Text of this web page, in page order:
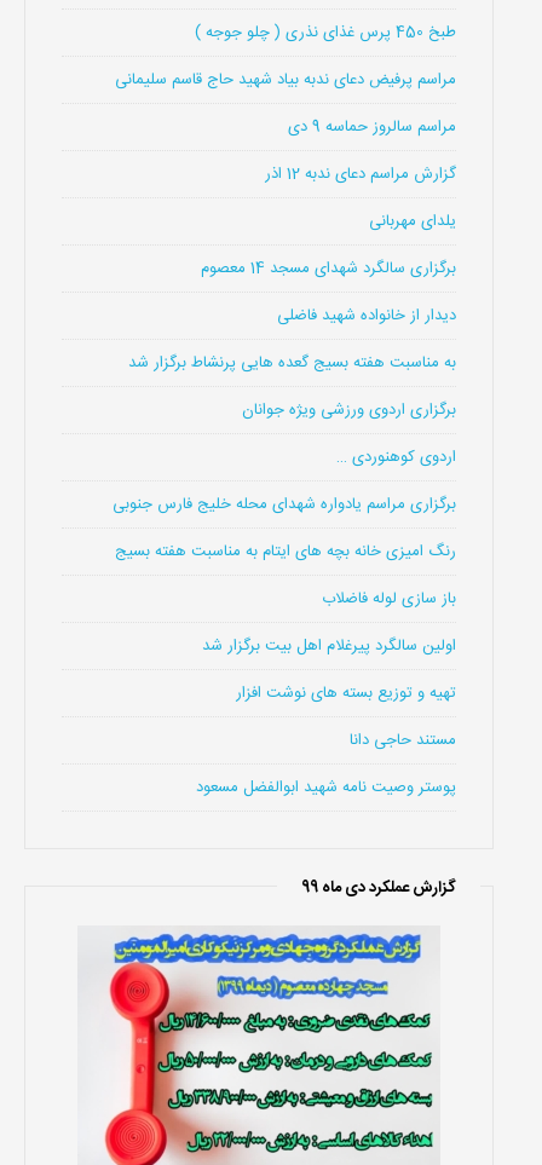
طبخ 450 پرس غذای نذری ( چلو جوجه )
مراسم پرفیض دعای ندبه بیاد شهید حاج قاسم سلیمانی
مراسم سالروز حماسه 9 دی
گزارش مراسم دعای ندبه 12 اذر
یلدای مهربانی
برگزاری سالگرد شهدای مسجد 14 معصوم
دیدار از خانواده شهید فاضلی
به مناسبت هفته بسیج گعده هایی پرنشاط برگزار شد
برگزاری اردوی ورزشی ویژه جوانان
اردوی کوهنوردی …
برگزاری مراسم یادواره شهدای محله خلیج فارس جنوبی
رنگ امیزی خانه بچه های ایتام به مناسبت هفته بسیج
باز سازی لوله فاضلاب
اولین سالگرد پیرغلام اهل بیت برگزار شد
تهیه و توزیع بسته های نوشت افزار
مستند حاجی دانا
پوستر وصیت نامه شهید ابوالفضل مسعود
گزارش عملکرد دی ماه 99